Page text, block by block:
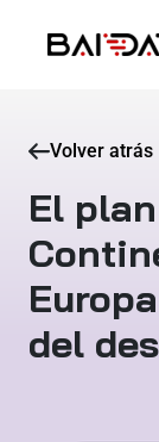
Volver atrás
El
del